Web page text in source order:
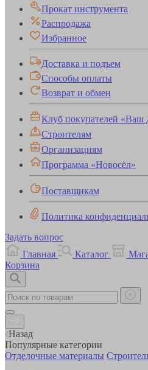
Прокат инструмента
Распродажа
Избранное
Доставка и подъем
Способы оплаты
Возврат и обмен
Клуб покупателей «Ваш
Строителям
Организациям
Программа «Новосёл»
Поставщикам
Политика
Задать вопрос
Главная
Каталог
Корзина
Назад
Популярные категории
Отделочные материалы